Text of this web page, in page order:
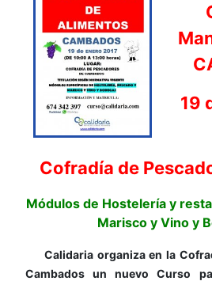
19
Cofradía de
Módulos de Hostelería y
Marisco y Vino y
Calidaria organiza en la
Cambados un nuevo Curso